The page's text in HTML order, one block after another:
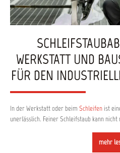
WERKSTATT UND
FÜR DEN
In der Werkstatt oder beim Schleifen ist
unerlässlich. Feiner Schleifstaub kann
mehr